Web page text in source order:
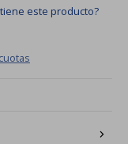
este producto?